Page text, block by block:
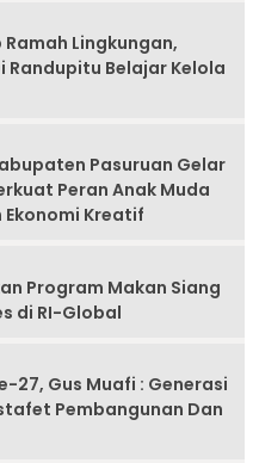
Lingkungan,
Randupitu Belajar Kelola
Pasuruan Gelar
Peran Anak Muda
Kreatif
Program Makan Siang
di RI-Global
27, Gus Muafi : Generasi
Pembangunan Dan